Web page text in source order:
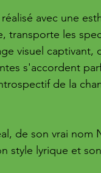
avec une
transporte les
visuel captivant,
s'accordent
de la
de son vrai nom
style lyrique et